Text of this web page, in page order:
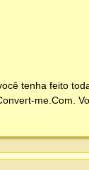
tenha feito
me.Com .